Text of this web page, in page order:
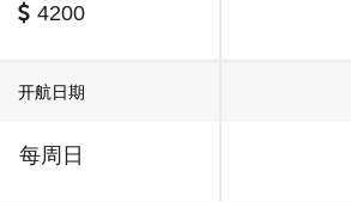
4200
开航日期
每周日